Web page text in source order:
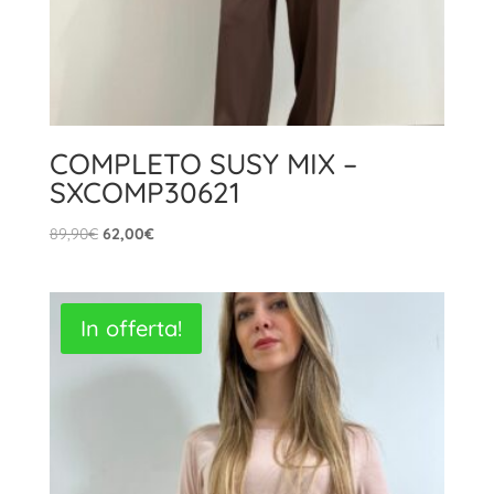
COMPLETO SUSY MIX –
SXCOMP30621
89,90€ Il
era:
89,90€.
62,00€Il
è:
62,00€.
In offerta!